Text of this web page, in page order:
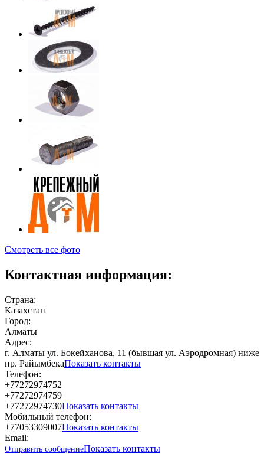
Смотреть все фото
Контактная информация:
Страна:
Казахстан
Город:
Алматы
Адрес:
г. Алматы ул. Бокейханова, 11 (бывшая ул. Аэродромная) ниже
пр. РайымбекаПоказать контакты
Телефон:
+77272974752
+77272974759
+77272974730Показать контакты
Мобильный телефон:
+77053309007Показать контакты
Email:
Отправить сообщениеПоказать контакты